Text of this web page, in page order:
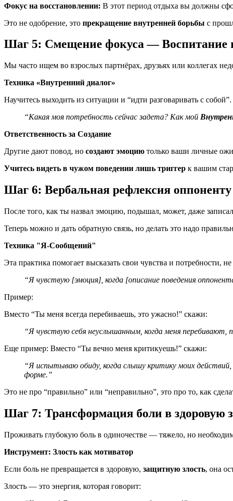
Фокус на восстановлении: В этот период отдыха вы должны
Это не одобрение, это прекращение внутренней борьбы с
Шаг 5: Смещение фокуса — Воспитание
Мы часто ищем во взрослых партнёрах, друзьях или коллегах
Техника «Внутренний диалог»
Научитесь выходить из ситуации и “идти разговаривать с
“Какая моя потребность сейчас задета? Как мой
Ответственность за Создание
Другие дают повод, но создают эмоцию только ваши личные
Учитесь видеть в чужом поведении лишь триггер к вашим
Шаг 6: Вербальная рефлексия оппоненту
После того, как ты назвал эмоцию, подышал, может, даже
Теперь можно и дать обратную связь, но делать это надо
Техника "Я-Сообщений"
Эта практика помогает высказать свои чувства и потребности,
“Я чувствую [эмоция], когда [описание поведения
Пример:
Вместо “Ты меня всегда перебиваешь, это ужасно!” скажи:
“Я чувствую себя неуслышанным, когда меня
Еще пример: Вместо “Ты вечно меня критикуешь!” скажи:
“Я испытываю обиду, когда слышу критику моих
форме.”
Это не про “правильно” или “неправильно”, это про то, как
Шаг 7: Трансформация боли в здоровую
Проживать глубокую боль в одиночестве — тяжело, но
Инструмент: Злость как мотиватор
Если боль не превращается в здоровую, защитную злость, она
Злость — это энергия, которая говорит: